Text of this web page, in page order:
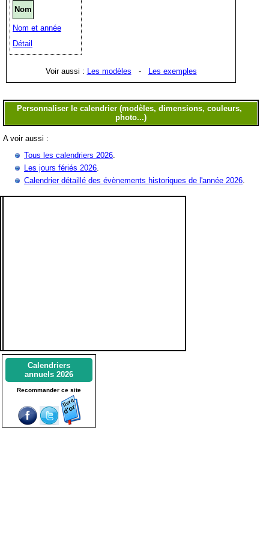
Nom
Nom et année
Détail
Voir aussi : Les modèles - Les exemples
A voir aussi :
Tous les calendriers 2026.
Les jours fériés 2026.
Calendrier détaillé des évènements historiques de l'année 2026.
Calendriers
annuels 2026
Recommander ce site